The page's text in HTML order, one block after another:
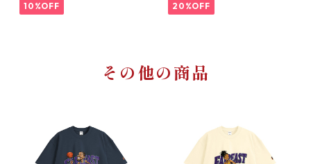
10%OFF 20%OFF
その他の商品